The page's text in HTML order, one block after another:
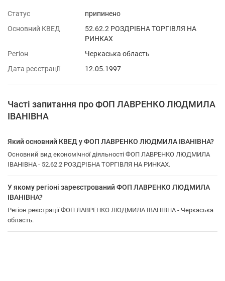
Статус
припинено
Основний КВЕД
52.62.2 РОЗДРІБНА ТОРГІВЛЯ НА
РИНКАХ
Регіон
Черкаська область
Дата реєстрації
12.05.1997
Часті запитання про ФОП ЛАВРЕНКО ЛЮДМИЛА
ІВАНІВНА
Який основний КВЕД у ФОП ЛАВРЕНКО ЛЮДМИЛА ІВАНІВНА?
Основний вид економічної діяльності ФОП ЛАВРЕНКО ЛЮДМИЛА
ІВАНІВНА - 52.62.2 РОЗДРІБНА ТОРГІВЛЯ НА РИНКАХ.
У якому регіоні зареєстрований ФОП ЛАВРЕНКО ЛЮДМИЛА
ІВАНІВНА?
Регіон реєстрації ФОП ЛАВРЕНКО ЛЮДМИЛА ІВАНІВНА - Черкаська
область.